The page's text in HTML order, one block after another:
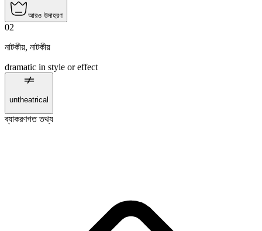
আরও উদাহরণ
02
নাটকীয়, নাটকীয়
dramatic in style or effect
untheatrical
ব্যাকরণগত তথ্য